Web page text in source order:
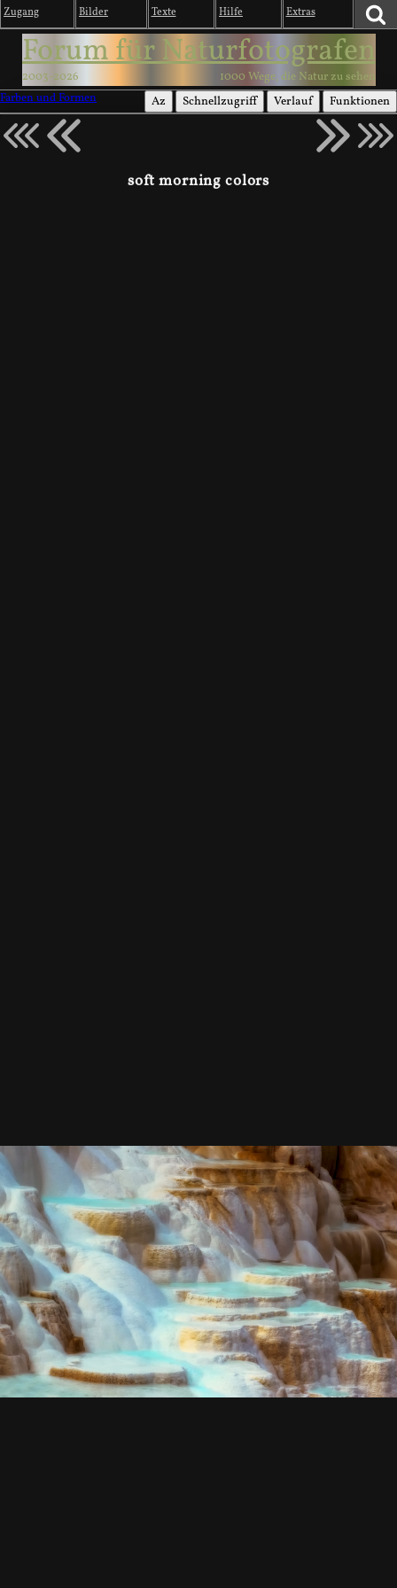
Zugang Bilder Texte Hilfe Extras
Forum für Naturfotografen
2003-2026
1000 Wege, die Natur zu sehen
Farben und Formen
Az Schnellzugriff Verlauf Funktionen
soft morning colors